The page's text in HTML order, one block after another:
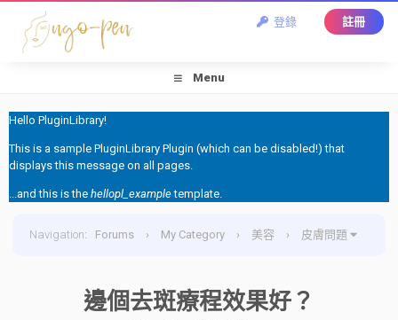
登錄 註冊
Menu
Hello PluginLibrary!
This is a sample PluginLibrary Plugin (which can be disabled!) that
displays this message on all pages.
...and this is the hellopl_exampletemplate.
Navigation: Forums › My Category › 美容 › 皮膚問題
邊個去斑療程效果好？